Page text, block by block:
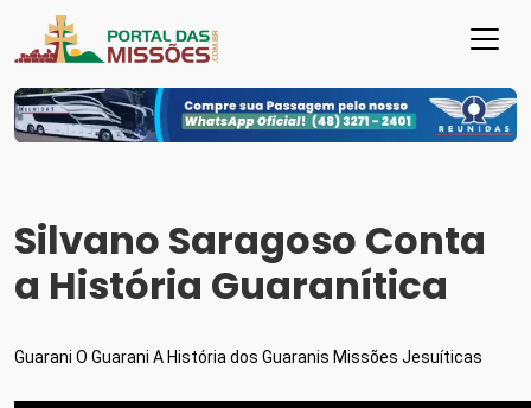
Silvano Saragoso Conta
a História Guaranítica
Guarani O Guarani A História dos Guaranis Missões Jesuíticas